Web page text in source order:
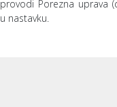
provodi Porezna uprava
u nastavku.